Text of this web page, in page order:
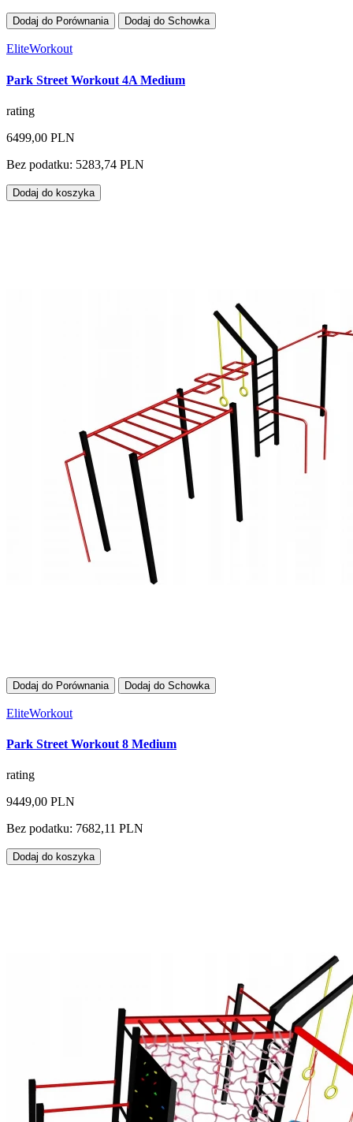
Dodaj do Porównania Dodaj do Schowka
EliteWorkout
Park Street Workout 4A Medium
rating
6499,00 PLN
Bez podatku: 5283,74 PLN
Dodaj do koszyka
Dodaj do Porównania Dodaj do Schowka
EliteWorkout
Park Street Workout 8 Medium
rating
9449,00 PLN
Bez podatku: 7682,11 PLN
Dodaj do koszyka